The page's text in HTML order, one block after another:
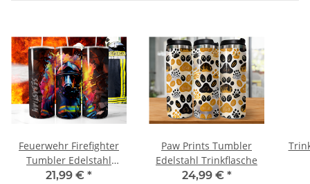
Feuerwehr Firefighter
Tumbler Edelstahl
Trinkflasche inkl
21,99 € *
Paw Prints Tumbler
Edelstahl Trinkflasche
24,99 € *